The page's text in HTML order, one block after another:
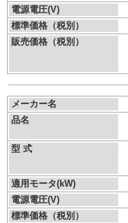
電源電圧(V)
標準価格（税別）
販売価格（税別）
メーカー名
品名
型 式
適用モータ(kW)
電源電圧(V)
標準価格（税別）